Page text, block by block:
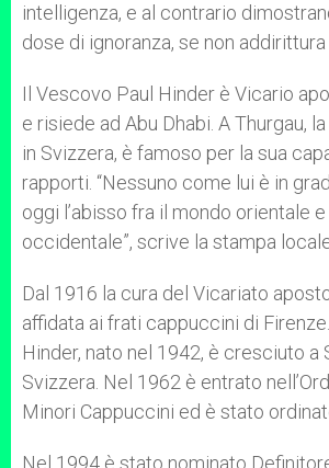
intelligenza, e al contrario
dose di ignoranza, se non addirittura
Il Vescovo Paul Hinder è Vicario
e risiede ad Abu Dhabi. A Thurgau,
in Svizzera, è famoso per la sua
rapporti. “Nessuno come lui è in
oggi l’abisso fra il mondo orientale
occidentale”, scrive la stampa
Dal 1916 la cura del Vicariato
affidata ai frati cappuccini di
Hinder, nato nel 1942, è cresciuto a
Svizzera. Nel 1962 è entrato
Minori Cappuccini ed è stato
Nel 1994 è stato nominato